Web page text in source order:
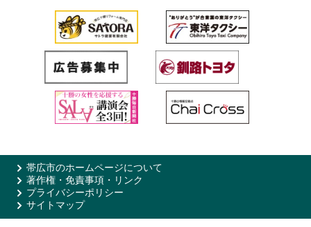
帯広市のホームページについて
著作権・免責事項・リンク
プライバシーポリシー
サイトマップ